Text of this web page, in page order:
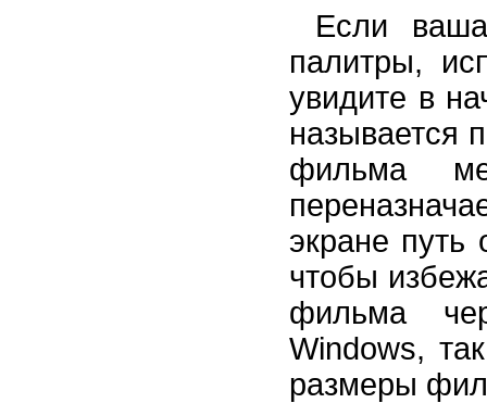
Если
палитры,
увидите в
называется
фильма
экране путь
чтобы
фильма
Windows,
размеры